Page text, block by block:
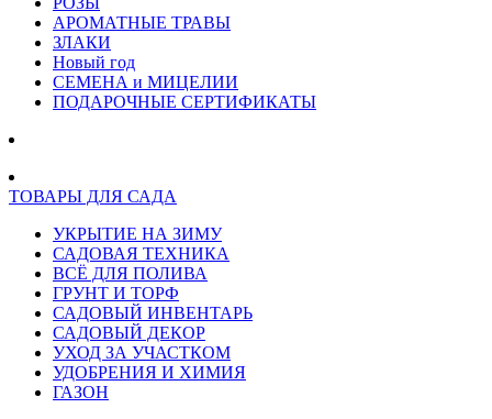
АРОМАТНЫЕ ТРАВЫ
ЗЛАКИ
Новый год
СЕМЕНА и МИЦЕЛИИ
ПОДАРОЧНЫЕ СЕРТИФИКАТЫ
ТОВАРЫ ДЛЯ САДА
УКРЫТИЕ НА ЗИМУ
САДОВАЯ ТЕХНИКА
ВСЁ ДЛЯ ПОЛИВА
ГРУНТ И ТОРФ
САДОВЫЙ ИНВЕНТАРЬ
САДОВЫЙ ДЕКОР
УХОД ЗА УЧАСТКОМ
УДОБРЕНИЯ И ХИМИЯ
ГАЗОН